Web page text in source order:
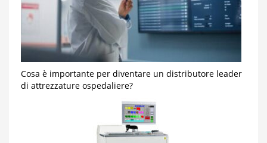
Cosa è importante per diventare un distributore leader
di attrezzature ospedaliere?